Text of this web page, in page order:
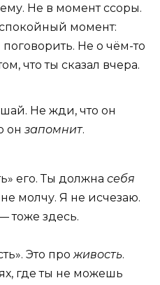
Не в момент ссоры.
момент:
Не о чём-то
что ты сказал вчера.
Не жди, что он
он запомнит.
его. Ты должна себя
не молчу. Я не исчезаю.
тоже здесь.
Это проживость.
где ты не можешь